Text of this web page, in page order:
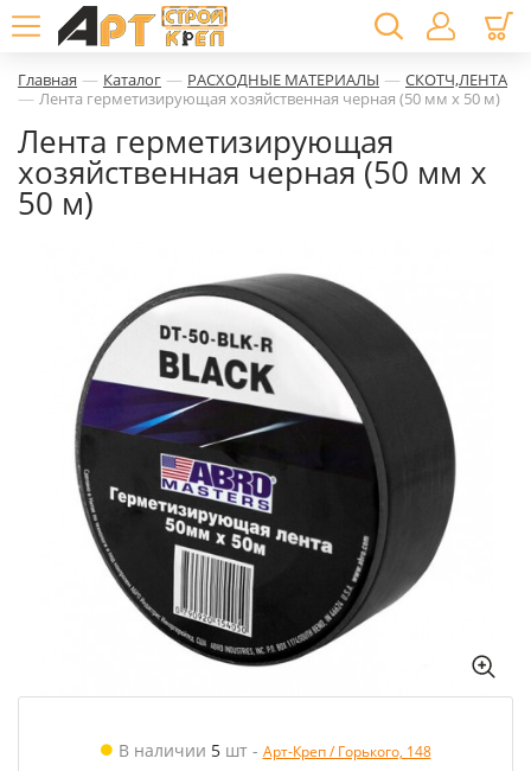
Главная — Каталог — РАСХОДНЫЕ МАТЕРИАЛЫ — СКОТЧ,ЛЕНТА
— Лента герметизирующая хозяйственная черная (50 мм х 50 м)
Лента герметизирующая
хозяйственная черная (50 мм х
50 м)
В наличии 5шт- Арт-Креп / Горького, 148